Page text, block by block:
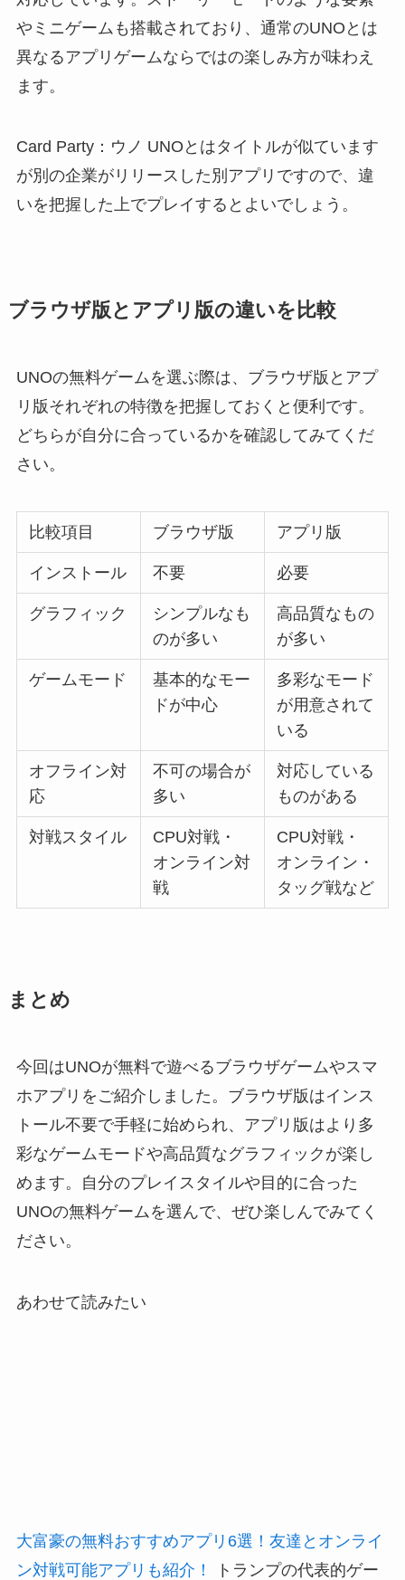
やミニゲームも搭載されており、通常のUNOとは
異なるアプリゲームならではの楽しみ方が味わえ
ます。
Card Party：ウノ UNOとはタイトルが似ています
が別の企業がリリースした別アプリですので、違
いを把握した上でプレイするとよいでしょう。
ブラウザ版とアプリ版の違いを比較
UNOの無料ゲームを選ぶ際は、ブラウザ版とアプ
リ版それぞれの特徴を把握しておくと便利です。
どちらが自分に合っているかを確認してみてくだ
さい。
比較項目 ブラウザ版 アプリ版
インストール 不要 必要
グラフィック
シンプルなも
のが多い
高品質なもの
が多い
ゲームモード
基本的なモー
ドが中心
多彩なモード
が用意されて
いる
オフライン対
応
不可の場合が
多い
対応している
ものがある
対戦スタイル
CPU対戦・
オンライン対
戦
CPU対戦・
オンライン・
タッグ戦など
まとめ
今回はUNOが無料で遊べるブラウザゲームやスマ
ホアプリをご紹介しました。ブラウザ版はインス
トール不要で手軽に始められ、アプリ版はより多
彩なゲームモードや高品質なグラフィックが楽し
めます。自分のプレイスタイルや目的に合った
UNOの無料ゲームを選んで、ぜひ楽しんでみてく
ださい。
あわせて読みたい
大富豪の無料おすすめアプリ6選！友達とオンライ
ン対戦可能アプリも紹介！
トランプの代表的ゲー